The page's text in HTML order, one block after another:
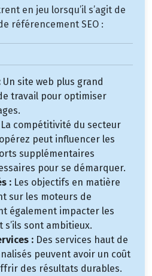
en jeu lorsqu’il s’agit de
référencement SEO :
Un site web plus grand
travail pour optimiser
La compétitivité du secteur
peut influencer les
supplémentaires
pour se démarquer.
: Les objectifs en matière
sur les moteurs de
également impacter les
sont ambitieux.
: Des services haut de
peuvent avoir un coût
des résultats durables.